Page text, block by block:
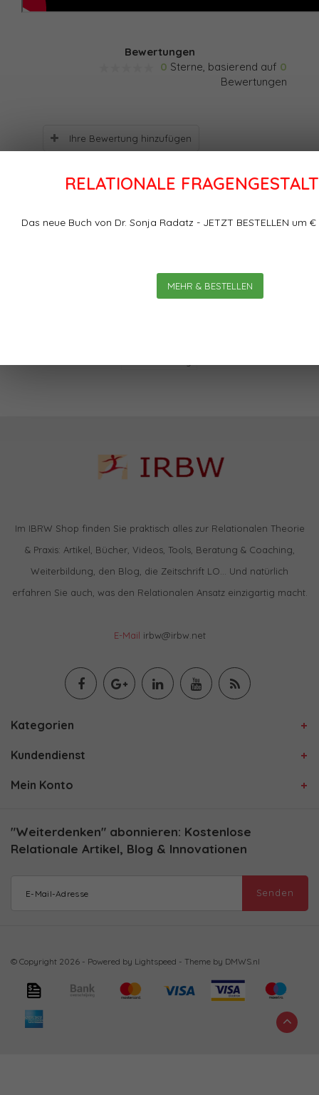
RELATIONALE
Das neue Buch von Dr. Sonja Radatz - JETZT BESTELLEN um
MEHR & BESTELLEN
Bewertungen
0 Sterne, basierend auf 0
Bewertungen
Ihre Bewertung hinzufügen
Schlagworte
Im IBRW Shop finden Sie praktisch alles zur Relationalen Theorie
& Praxis: Artikel, Bücher, Videos, Tools, Beratung & Coaching,
Weiterbildung, den Blog, die Zeitschrift LO… Und natürlich
erfahren Sie auch, was den Relationalen Ansatz einzigartig macht.
E-Mail irbw@irbw.net
Kategorien
Kundendienst
Mein Konto
"Weiterdenken" abonnieren: Kostenlose
Relationale Artikel, Blog & Innovationen
Senden
© Copyright 2026 - Powered by Lightspeed - Theme by DMWS.nl